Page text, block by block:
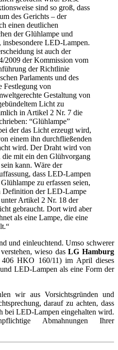
sind so groß, dass
des Gerichts – der
einen deutlichen
der Glühlampe und
insbesondere LED-Lampen.
ist auch der
2009 der Kommission vom
der Richtlinie
Parlaments und des
Festlegung von
Gestaltung von
Licht zu
in Artikel 2 Nr. 7 die
“Glühlampe”
der das Licht erzeugt wird,
einem ihn durchfließenden
wird. Der Draht wird von
die mit ein den Glühvorgang
kann. Wäre der
dass LED-Lampen
zu erfassen seien,
Definition der LED-Lampe
Artikel 2 Nr. 18 der
gebraucht. Dort wird aber
als eine Lampe, die eine
und einleuchtend. Umso schwerer
wieso dasLG Hamburg
HKO 160/11) im April dieses
LED-Lampen als eine Form der
wir aus Vorsichtsgründen und
darauf zu achten, dass
bei LED-Lampen eingehalten wird.
Abmahnungen Ihrer